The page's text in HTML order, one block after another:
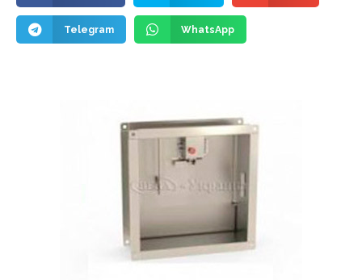
Telegram WhatsApp